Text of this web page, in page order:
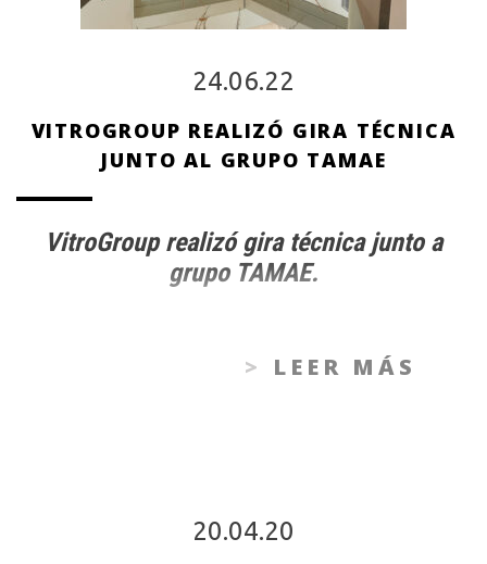
24.06.22
VITROGROUP REALIZÓ GIRA TÉCNICA
JUNTO AL GRUPO TAMAE
VitroGroup realizó gira técnica junto a
grupo TAMAE.
LEER MÁS
20.04.20